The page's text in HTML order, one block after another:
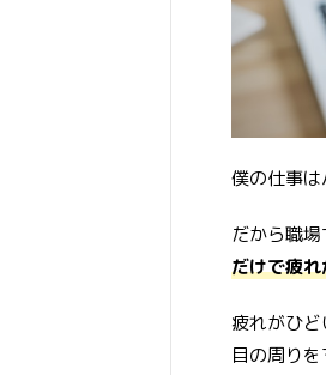
僕の仕事
だから職
だけで疲
疲れがひ
目の周りを